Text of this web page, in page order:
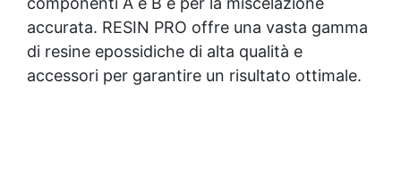
accurata. RESIN PRO offre una vasta gamma
di resine epossidiche di alta qualità e
accessori per garantire un risultato ottimale.